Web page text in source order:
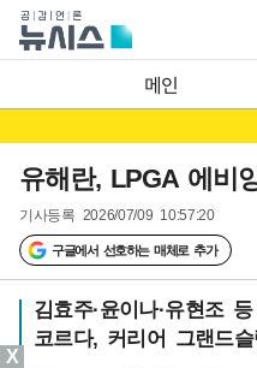
메인
유해란, LPGA 에비
기사등록 2026/07/09 10:57:20
구글에서 선호하는 매체로 추가
김효주·윤이나·유현조
코르다, 커리어 그랜드슬
X